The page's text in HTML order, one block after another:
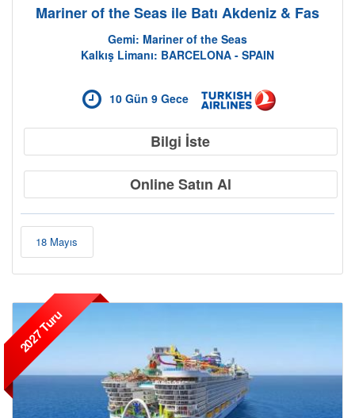
Gemide Yaşam
Mariner of the Seas ile Batı Akdeniz & Fas
Gemi: Mariner of the Seas
Kalkış Limanı: BARCELONA - SPAIN
10 Gün 9 Gece
Bilgi İste
Online Satın Al
18 Mayıs
2027 Turu